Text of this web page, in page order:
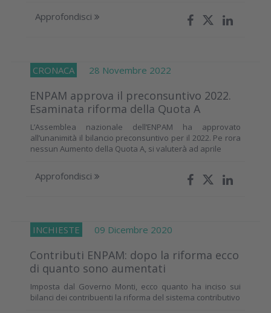
Approfondisci
CRONACA 28 Novembre 2022
ENPAM approva il preconsuntivo 2022.
Esaminata riforma della Quota A
L’Assemblea nazionale dell’ENPAM ha approvato
all’unanimità il bilancio preconsuntivo per il 2022. Pe rora
nessun Aumento della Quota A, si valuterà ad aprile
Approfondisci
INCHIESTE 09 Dicembre 2020
Contributi ENPAM: dopo la riforma ecco
di quanto sono aumentati
Imposta dal Governo Monti, ecco quanto ha inciso sui
bilanci dei contribuenti la riforma del sistema contributivo